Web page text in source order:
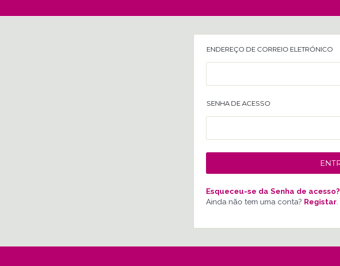
ENDEREÇO DE CORREIO ELETRÓNICO
SENHA DE ACESSO
Esqueceu-se da Senha de acesso?
Ainda não tem uma conta? Registar.